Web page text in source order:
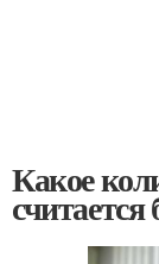
Какое